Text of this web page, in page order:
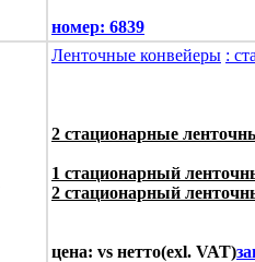
номер: 6839
Ленточные конвейеры :
2 стационарные
1 стационарный
2 стационарный
цена: vs нетто(exl. VAT)